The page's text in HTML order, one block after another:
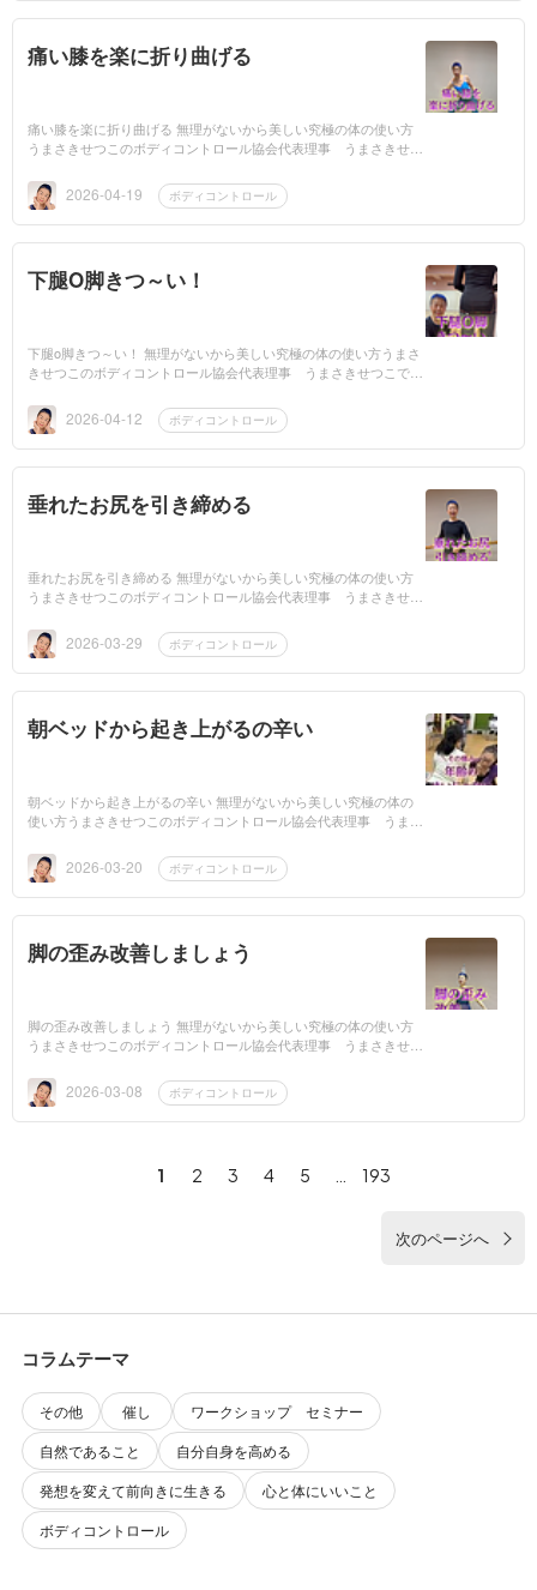
痛い膝を楽に折り曲げる
痛い膝を楽に折り曲げる 無理がないから美しい究極の体の使い方
うまさきせつこのボディコントロール協会代表理事 うまさきせつ
言う人の...2026-04-19 ボディコントロール
下腿O脚きつ～い！
下腿o脚きつ～い！ 無理がないから美しい究極の体の使い方うまさ
きせつこのボディコントロール協会代表理事 うまさきせつこで
足裏までつ...2026-04-12 ボディコントロール
垂れたお尻を引き締める
垂れたお尻を引き締める 無理がないから美しい究極の体の使い方
うまさきせつこのボディコントロール協会代表理事 うまさきせつ
言う「プ...2026-03-29 ボディコントロール
朝ベッドから起き上がるの辛い
朝ベッドから起き上がるの辛い 無理がないから美しい究極の体の
使い方うまさきせつこのボディコントロール協会代表理事 うまさ
た。歳のせ...2026-03-20 ボディコントロール
脚の歪み改善しましょう
脚の歪み改善しましょう 無理がないから美しい究極の体の使い方
うまさきせつこのボディコントロール協会代表理事 うまさきせつ
ってもな...2026-03-08 ボディコントロール
1 2 3 4 5 193
次のページへ
コラムテーマ
その他 催し
ワークショップ セミナー
自然であること
自分自身を高める
発想を変えて前向きに生きる
心と体にいいこと
ボディコントロール